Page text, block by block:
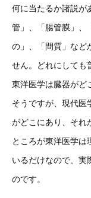
何に当たるか諸説が
管」、「腸管膜」、
の」、「間質」など
せん。どれにしても
東洋医学は臓器がど
そうですが、現代医
がどこにあり、それ
ところが東洋医学は
いるだけなので、実
のです。